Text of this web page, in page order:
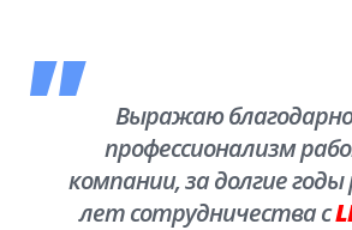
Выражаю
профессионализм
компании, за долгие
лет сотрудничества с